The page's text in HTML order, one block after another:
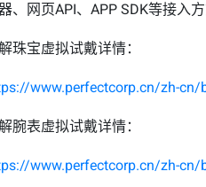
、网页API、APP SDK等接入
珠宝虚拟试戴详情：
www.perfectcorp.cn/zh-
腕表虚拟试戴详情：
www.perfectcorp.cn/zh-